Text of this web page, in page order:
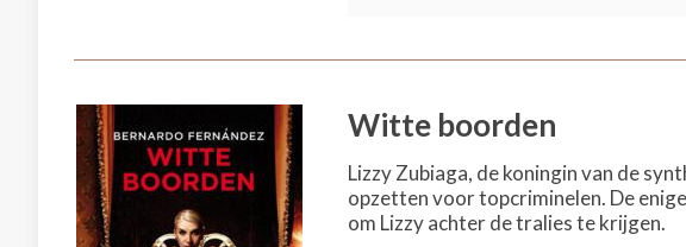
Witte boorden
Lizzy Zubiaga, de koningin van de
opzetten voor topcriminelen. De
om Lizzy achter de tralies te krijgen.